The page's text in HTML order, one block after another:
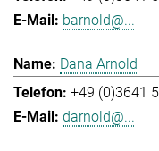
barnold@...
Dana Arnold
+49 (0)3641
darnold@...